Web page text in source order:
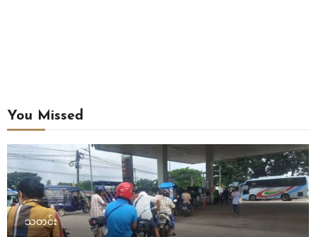
You Missed
သတင်း